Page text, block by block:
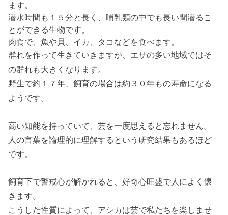
ます。
潜水時間も１５分と長く、哺乳類の中でも長い間潜るこ
とができる生物です。
肉食で、魚や貝、イカ、タコなどを食べます。
群れを作って生きていきますが、エサの多い地域ではそ
の群れも大きくなります。
野生で約１７年、飼育の場合は約３０年もの寿命になる
ようです。
高い知能を持っていて、芸を一度思えると忘れません。
人の言葉を論理的に理解するという研究結果もあるほど
です。
飼育下で警戒心が解かれると、好奇心旺盛で人によく懐
きます。
こうした性質によって、アシカは芸で私たちを楽しませ